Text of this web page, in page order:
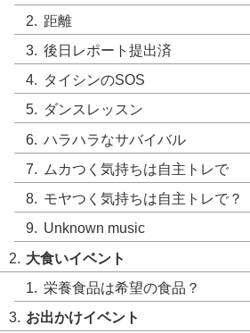
距離
後日レポート提出済
タイシンのSOS
ダンスレッスン
ハラハラなサバイバル
ムカつく気持ちは自主トレで
モヤつく気持ちは自主トレで？
Unknown music
大食いイベント
栄養食品は希望の食品？
お出かけイベント